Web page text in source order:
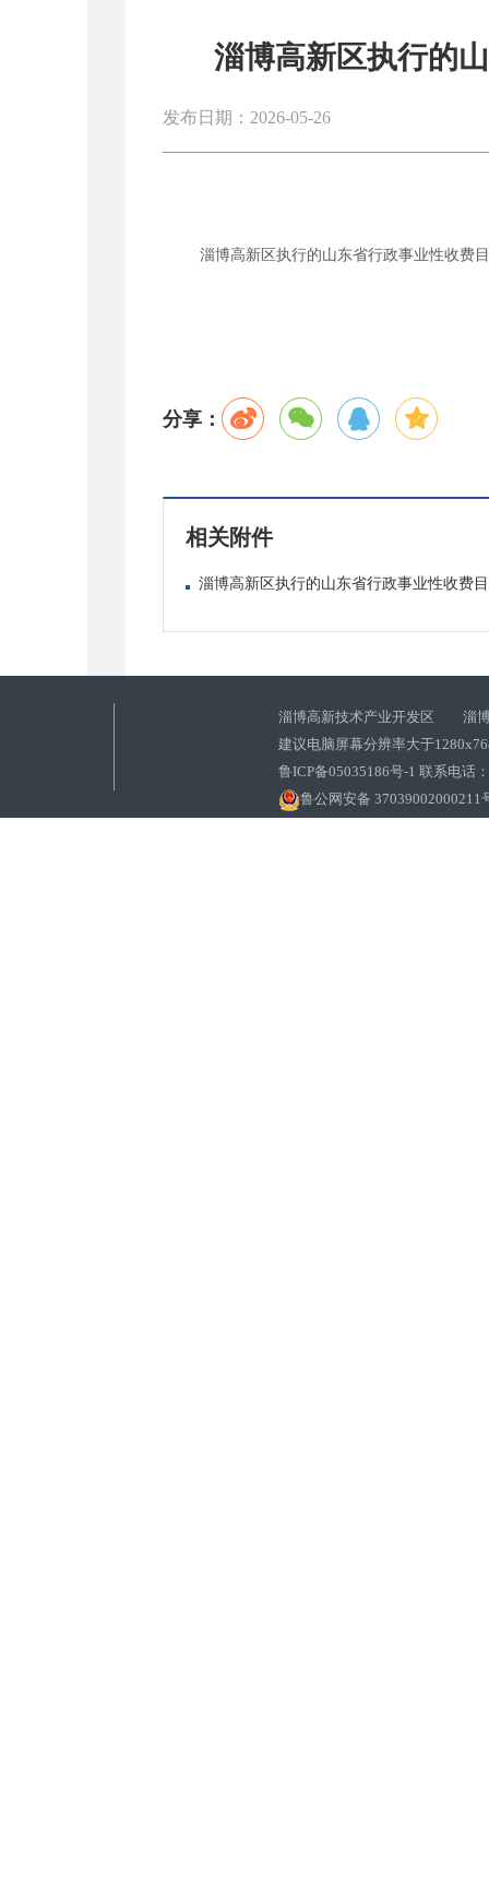
淄博高新区执行的
发布日期：2026-05-26
淄博高新区执行的山东省行政事业性收费
分享：
相关附件
淄博高新区执行的山东省行政事业性收费
淄博高新技术产业开发区 淄博
建议电脑屏幕分辨率大于
鲁ICP备05035186号-1 联系电话
鲁公网安备 37039002000211